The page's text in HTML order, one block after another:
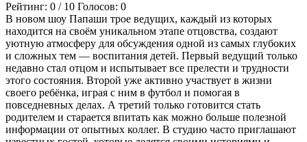
Рейтинг: 0 / 10 Голосов: 0
В новом шоу Папаши трое ведущих, каждый из которых
находится на своём уникальном этапе отцовства, создают
уютную атмосферу для обсуждения одной из самых глубоких
и сложных тем — воспитания детей. Первый ведущий только
недавно стал отцом и испытывает все прелести и трудности
этого состояния. Второй уже активно участвует в жизни
своего ребёнка, играя с ним в футбол и помогая в
повседневных делах. А третий только готовится стать
родителем и старается впитать как можно больше полезной
информации от опытных коллег. В студию часто приглашают